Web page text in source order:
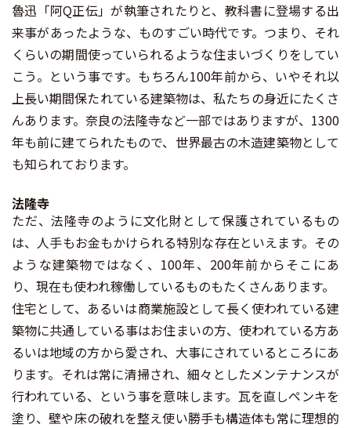
魯迅「阿Q正伝」が執筆されたりと、教科書に登場する出
来事があったような、ものすごい時代です。つまり、それ
くらいの期間使っていられるような住まいづくりをしてい
こう。という事です。もちろん100年前から、いやそれ以
上長い期間保たれている建築物は、私たちの身近にたくさ
んあります。奈良の法隆寺など一部ではありますが、1300
年も前に建てられたもので、世界最古の木造建築物として
も知られております。
法隆寺
ただ、法隆寺のように文化財として保護されているもの
は、人手もお金もかけられる特別な存在といえます。その
ような建築物ではなく、100年、200年前からそこにあ
り、現在も使われ稼働しているものもたくさんあります。
住宅として、あるいは商業施設として長く使われている建
築物に共通している事はお住まいの方、使われている方あ
るいは地域の方から愛され、大事にされているところにあ
ります。それは常に清掃され、細々としたメンテナンスが
行われている、という事を意味します。瓦を直しペンキを
塗り、壁や床の破れを整え使い勝手も構造体も常に理想的